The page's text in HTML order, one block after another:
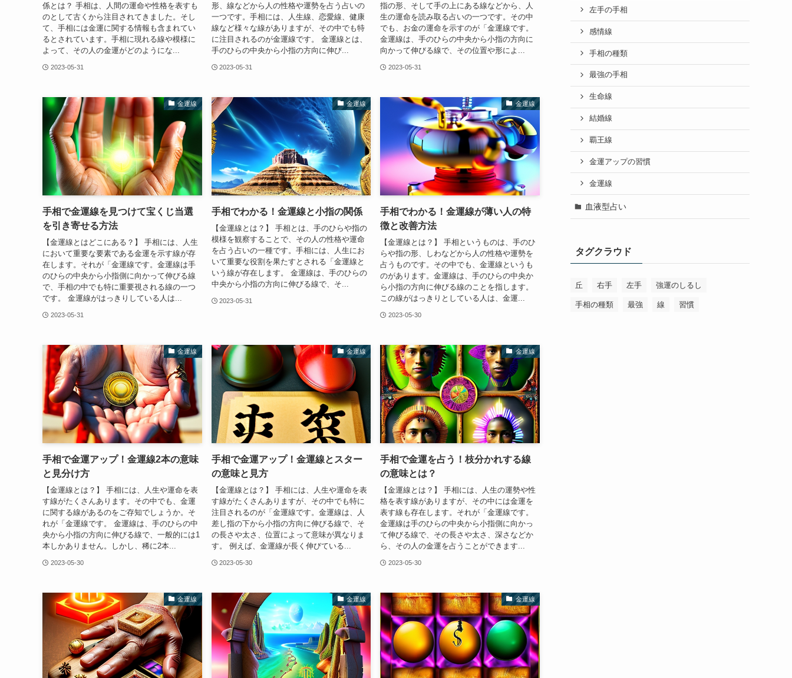
係とは？ 手相は、人間の運命や性格を表すも
のとして古くから注目されてきました。そし
て、手相には金運に関する情報も含まれてい
るとされています。手相に現れる線や模様に
よって、その人の金運がどのようにな...
2023-05-31
形、線などから人の性格や運勢を占う占いの
一つです。手相には、人生線、恋愛線、健康
線など様々な線がありますが、その中でも特
に注目されるのが金運線です。 金運線とは、
手のひらの中央から小指の方向に伸び...
2023-05-31
指の形、そして手の上にある線などから、人
生の運命を読み取る占いの一つです。その中
でも、お金の運命を示すのが「金運線です。
金運線は、手のひらの中央から小指の方向に
向かって伸びる線で、その位置や形によ...
2023-05-31
金運線
手相で金運線を見つけて宝くじ当選
を引き寄せる方法
【金運線とはどこにある？】 手相には、人生
において重要な要素である金運を示す線が存
在します。それが「金運線です。金運線は手
のひらの中央から小指側に向かって伸びる線
で、手相の中でも特に重要視される線の一つ
です。 金運線がはっきりしている人は...
2023-05-31
金運線
手相でわかる！金運線と小指の関係
【金運線とは？】 手相とは、手のひらや指の
模様を観察することで、その人の性格や運命
を占う占いの一種です。手相には、人生にお
いて重要な役割を果たすとされる「金運線と
いう線が存在します。 金運線は、手のひらの
中央から小指の方向に伸びる線で、そ...
2023-05-31
金運線
手相でわかる！金運線が薄い人の特
徴と改善方法
【金運線とは？】 手相というものは、手のひ
らや指の形、しわなどから人の性格や運勢を
占うものです。その中でも、金運線というも
のがあります。金運線は、手のひらの中央か
ら小指の方向に伸びる線のことを指します。
この線がはっきりとしている人は、金運...
2023-05-30
金運線
手相で金運アップ！金運線2本の意味
と見分け方
【金運線とは？】 手相には、人生や運命を表
す線がたくさんあります。その中でも、金運
に関する線があるのをご存知でしょうか。そ
れが「金運線です。 金運線は、手のひらの中
央から小指の方向に伸びる線で、一般的には1
本しかありません。しかし、稀に2本...
2023-05-30
金運線
手相で金運アップ！金運線とスター
の意味と見方
【金運線とは？】 手相には、人生や運命を表
す線がたくさんありますが、その中でも特に
注目されるのが「金運線です。金運線は、人
差し指の下から小指の方向に伸びる線で、そ
の長さや太さ、位置によって意味が異なりま
す。 例えば、金運線が長く伸びている...
2023-05-30
金運線
手相で金運を占う！枝分かれする線
の意味とは？
【金運線とは？】 手相には、人生の運勢や性
格を表す線がありますが、その中には金運を
表す線も存在します。それが「金運線です。
金運線は手のひらの中央から小指側に向かっ
て伸びる線で、その長さや太さ、深さなどか
ら、その人の金運を占うことができます...
2023-05-30
金運線 金運線 金運線
左手の手相
感情線
手相の種類
最強の手相
生命線
結婚線
覇王線
金運アップの習慣
金運線
血液型占い
タグクラウド
丘 右手 左手 強運のしるし
手相の種類 最強 線 習慣